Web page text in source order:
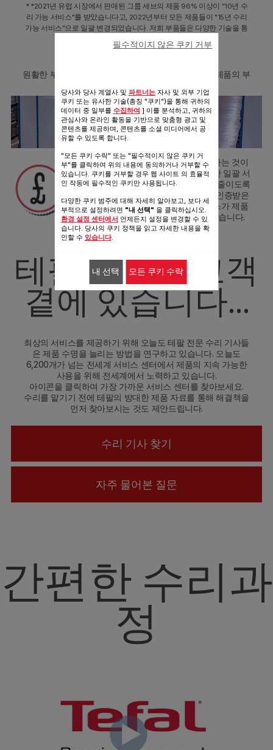
* *2021년 유럽 시장에서 판매된 그룹 세브의 제품 96% 이상이 "10년 수
리 가능 서비스"를 받았습니다고, 2022년부터 모든 제품들이 "15년 수리
가능 서비스"으로 일괄 변경되었습니다. 저희 부품들은 다양한 기술을 통
해 생산되고 있습니다.
원활한 부품 수급을 위해 단종된 제품을 포함한 모든 제품의 부
제품을 새로 구입하는 것보다 수리하는 것이
더 경제적입니다.부품 가격을 포함한 일괄 서
비스 체계를 통해, 수리 비용 부담을 줄이도록
노력하고 있습니다. 또, 공식적으로 인증받은
정식 부품들만 사용하여 수리 서비스가 제품
의 품질이나 기능에 영향을 주지 않습니다.
테팔은 항상 고객
곁에 있습니다...
최상의 서비스를 제공하기 위해 오늘도 테팔 전문 수리 기사들
은 제품 수명을 늘리는 방법을 연구하고 있습니다. 오늘도
6,200개가 넘는 전세계 서비스 센터에서 제품의 지속 가능한
사용을 위해 전세계에서 노력하고 있습니다.
아이콘을 클릭하여 가장 가까운 서비스 센터를 찾아보세요.
수리를 맡기기 전에 테팔의 방대한 제품 자료를 통해 해결책을
먼저 찾아보시는 것도 제안드립니다.
수리 기사 찾기
자주 물어본 질문
간편한 수리과
정
당사와 당사 계열사 및 파트너는자사 및 외부 기업
쿠키 또는 유사한 기술(총칭 "쿠키")을 통해 귀하의
데이터 중 일부를 수집하여 ] 이를 분석하고, 귀하의
관심사와 온라인 활동을 기반으로 맞춤형 광고 및
콘텐츠를 제공하며, 콘텐츠를 소셜 미디어에서 공
유할 수 있도록 합니다.
"모든 쿠키 수락" 또는 "필수적이지 않은 쿠키 거
부"를 클릭하여 위의 내용에 동의하거나 거부할 수
있습니다. 쿠키를 거부할 경우 웹 사이트 의 효율적
인 작동에 필수적인 쿠키만 사용됩니다.
다양한 쿠키 범주에 대해 자세히 알아보고, 보다 세
부적으로 설정하려면 "내 선택" 을 클릭하십시오.
환경 설정 센터에서 언제든지 설정을 변경할 수 있
습니다. 당사의 쿠키 정책을 읽고 자세한 내용을 확
인할 수 있습니다.
필수적이지 않은 쿠키 거부
내 선택 모든 쿠키 수락